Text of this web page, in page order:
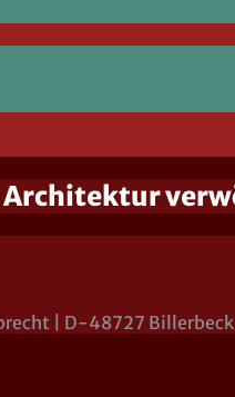
Architektur
| D-48727